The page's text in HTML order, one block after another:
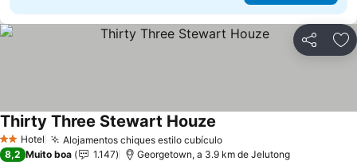
Partilhar
2 Estrelas
Hotel Alojamentos chiques estilo cubículo
Thirty Three Stewart Houze
8,2 Muito boa 1.147 Georgetown, a 3.9 km de Jelutong